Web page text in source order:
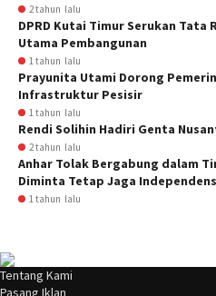
2 tahun lalu
DPRD Kutai Timur Serukan Tata
Utama Pembangunan
1 tahun lalu
Prayunita Utami Dorong
Infrastruktur Pesisir
1 tahun lalu
Rendi Solihin Hadiri Genta
2 tahun lalu
Anhar Tolak Bergabung dalam
Diminta Tetap Jaga
1 tahun lalu
Tentang Kami
Pasang Iklan